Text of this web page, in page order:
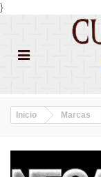
}
Inicio Marcas